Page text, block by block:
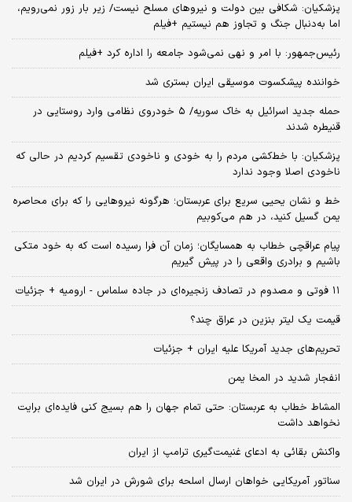
پزشکیان: شکافی بین دولت و نیروهای مسلح نیست/ زیر بار زور نمی‌رویم،
اما به‌دنبال جنگ و تجاوز هم نیستیم +فیلم
رئیس‌جمهور: با امر و نهی نمی‌شود جامعه را اداره کرد +فیلم
خواننده پیشکسوت موسیقی ایران بستری شد
حمله جدید اسرائیل به خاک سوریه/ ۵ خودروی نظامی وارد روستایی در
قنیطره شدند
پزشکیان: با خط‌کشی مردم را به خودی و ناخودی تقسیم کردیم در حالی که
ناخودی اصلا وجود ندارد
خط و نشان یحیی سریع برای عربستان؛ هرگونه نیروهایی را که برای محاصره
یمن گسیل کنید، در هم می‌کوبیم
پیام عراقچی خطاب به همسایگان؛ زمان آن فرا رسیده است که به خود متکی
باشیم و برادری واقعی را در پیش گیریم
۱۱ فوتی و مصدوم در تصادف زنجیره‌ای در جاده سلماس - ارومیه + جزئیات
قیمت یک لیتر بنزین در عراق چند؟
تحریم‌های جدید آمریکا علیه ایران + جزئیات
انفجار شدید در المخا یمن
المشاط خطاب به عربستان: حتی تمام جهان را هم بسیج کنی فایده‌ای برایت
نخواهد داشت
واکنش بقائی به ادعای غنیمت‌گیری ترامپ از ایران
سناتور آمریکایی خواهان ارسال اسلحه برای شورش در ایران شد